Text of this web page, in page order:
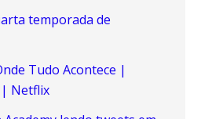
temporada de
Tudo Acontece |
| Netflix